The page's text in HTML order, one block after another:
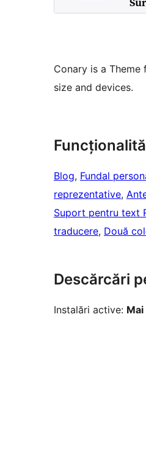
Conary is a
size and devices.
Blog, Fundal
reprezentative,
Suport pentru text
traducere, Două
Descărcări
Instalări active: